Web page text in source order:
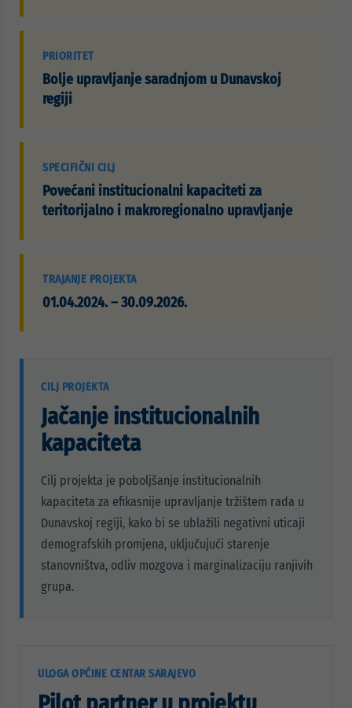
PRIORITET
Bolje upravljanje saradnjom u Dunavskoj
regiji
SPECIFIČNI CILJ
Povećani institucionalni kapaciteti za
teritorijalno i makroregionalno upravljanje
TRAJANJE PROJEKTA
01.04.2024. – 30.09.2026.
CILJ PROJEKTA
Jačanje institucionalnih
kapaciteta
Cilj projekta je poboljšanje institucionalnih
kapaciteta za efikasnije upravljanje tržištem rada u
Dunavskoj regiji, kako bi se ublažili negativni uticaji
demografskih promjena, uključujući starenje
stanovništva, odliv mozgova i marginalizaciju ranjivih
grupa.
ULOGA OPĆINE CENTAR SARAJEVO